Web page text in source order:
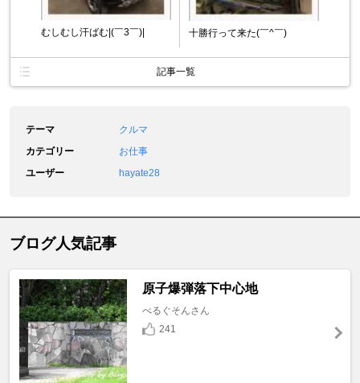
むしむし汗ばむ|(￣3￣)| 十勝行って来た(￣^￣)ゞ
記事一覧
テーマ
クルマ
カテゴリー
お仕事
ユーザー
hayate28
ブログ人気記事
原子爆弾落下中心地
べるぐそんさん
241